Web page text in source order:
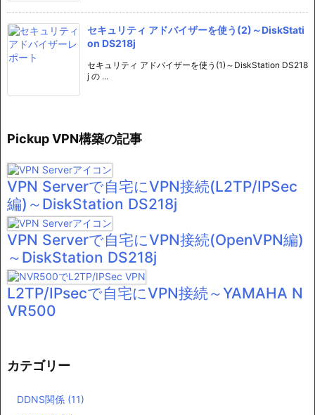
セキュリティ アドバイザーを使う(2)～DiskStati
on DS218j
セキュリティ アドバイザーを使う(1)～DiskStation DS218
j の ...
Pickup VPN構築の記事
VPN Serverで自宅にVPN接続(L2TP/IPSec
編)～DiskStation DS218j
VPN Serverで自宅にVPN接続(OpenVPN編)
～DiskStation DS218j
L2TP/IPsecで自宅にVPN接続～YAMAHA N
VR500
カテゴリー
DDNS関係 (11)